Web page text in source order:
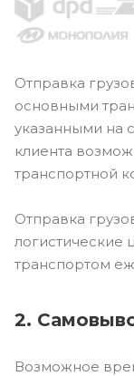
Отправка
основными
указанными на
клиента
транспортной
Отправка
логистические
транспортом
2.
Возможное